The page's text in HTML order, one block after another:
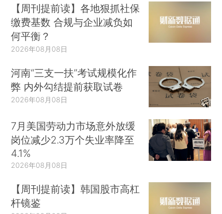
【周刊提前读】各地狠抓社保
缴费基数 合规与企业减负如
何平衡？
2026年08月08日
河南“三支一扶”考试规模化作
弊 内外勾结提前获取试卷
2026年08月08日
7月美国劳动力市场意外放缓
岗位减少2.3万个失业率降至
4.1%
2026年08月08日
【周刊提前读】韩国股市高杠
杆镜鉴